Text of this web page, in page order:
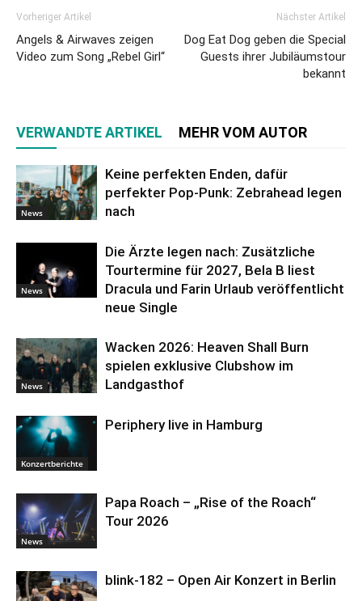
Vorheriger Artikel
Angels & Airwaves zeigen
Video zum Song „Rebel Girl“
Nächster Artikel
Dog Eat Dog geben die Special
Guests ihrer Jubiläumstour
bekannt
VERWANDTE ARTIKEL MEHR VOM AUTOR
News
Keine perfekten Enden, dafür
perfekter Pop-Punk: Zebrahead legen
nach
News
Die Ärzte legen nach: Zusätzliche
Tourtermine für 2027, Bela B liest
Dracula und Farin Urlaub veröffentlicht
neue Single
News
Wacken 2026: Heaven Shall Burn
spielen exklusive Clubshow im
Landgasthof
Konzertberichte
Periphery live in Hamburg
News
Papa Roach – „Rise of the Roach“
Tour 2026
blink-182 – Open Air Konzert in Berlin